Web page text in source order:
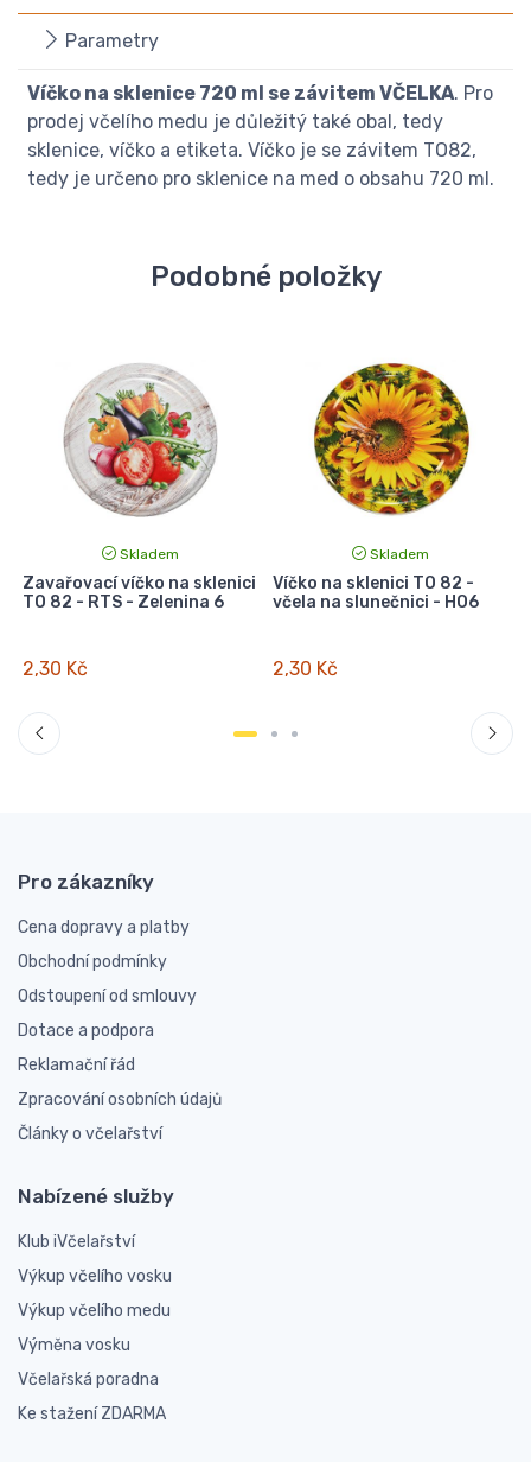
Parametry
Víčko na sklenice 720 ml se závitem VČELKA. Pro
prodej včelího medu je důležitý také obal, tedy
sklenice, víčko a etiketa. Víčko je se závitem TO82,
tedy je určeno pro sklenice na med o obsahu 720 ml.
Podobné položky
Skladem
Zavařovací víčko na sklenici
TO 82 - RTS - Zelenina 6
2,30 Kč
Skladem
Víčko na sklenici TO 82 -
včela na slunečnici - HO6
2,30 Kč
Pro zákazníky
Cena dopravy a platby
Obchodní podmínky
Odstoupení od smlouvy
Dotace a podpora
Reklamační řád
Zpracování osobních údajů
Články o včelařství
Nabízené služby
Klub iVčelařství
Výkup včelího vosku
Výkup včelího medu
Výměna vosku
Včelařská poradna
Ke stažení ZDARMA